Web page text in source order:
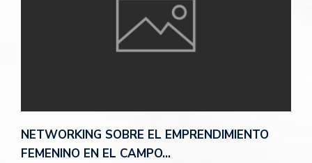
NETWORKING SOBRE EL EMPRENDIMIENTO
FEMENINO EN EL CAMPO…